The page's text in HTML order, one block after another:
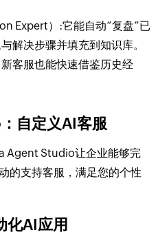
Expert）:它能自动“复盘”已
解决步骤并填充到知识库。
客服也能快速借鉴历史经
自定义AI客服
Agent Studio让企业能够完
的支持客服，满足您的个性
AI应用